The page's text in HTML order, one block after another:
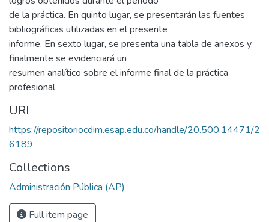
de la práctica. En quinto lugar, se presentarán las fuentes
bibliográficas utilizadas en el presente
informe. En sexto lugar, se presenta una tabla de anexos y
finalmente se evidenciará un
resumen analítico sobre el informe final de la práctica
profesional.
URI
https://repositoriocdim.esap.edu.co/handle/20.500.14471/2
6189
Collections
Administración Pública (AP)
Full item page